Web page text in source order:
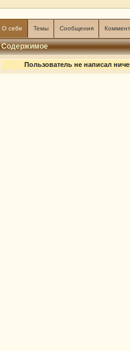
О себе Темы Сообщения
Содержимое
Пользователь не написал